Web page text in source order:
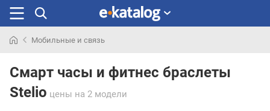
раньше
Мобильные и связь
Смарт часы и фитнес браслеты
Stelio цены на 2 модели